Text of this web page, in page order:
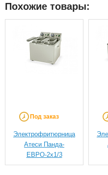
Похожие товары:
Под заказ
Электрофритюрница
Атеси Панда-
ЕВРО-2х1/3